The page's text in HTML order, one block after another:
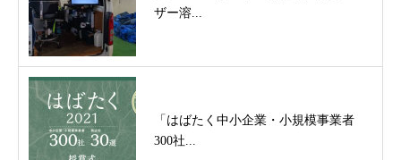
ザー溶...
「はばたく中小企業・小規模事業者
300社...